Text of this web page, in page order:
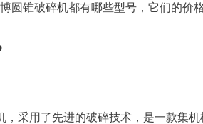
圆锥破碎机都有哪些型号，它们的价格
，采用了先进的破碎技术，是一款集